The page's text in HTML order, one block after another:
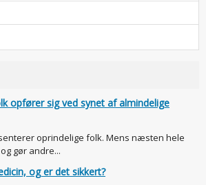
opfører sig ved synet af almindelige
oprindelige folk. Mens næsten hele
gør andre...
og er det sikkert?